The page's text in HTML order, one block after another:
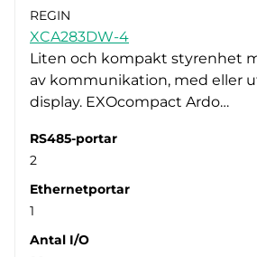
REGIN
XCA283DW-4
Liten och kompakt styrenhet
av kommunikation, med eller
display. EXOcompact Ardo…
RS485-portar
2
Ethernetportar
1
Antal I/O